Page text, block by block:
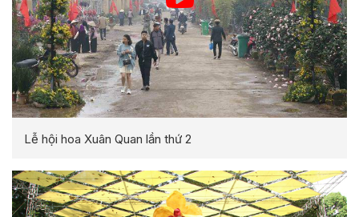
Lễ hội hoa Xuân Quan lần thứ 2